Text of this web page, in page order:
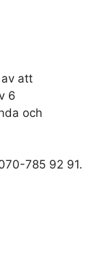
att
6
och
785 92 91.